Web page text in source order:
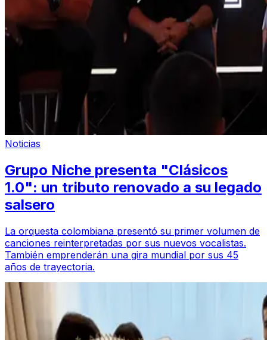
Noticias
Grupo Niche presenta "Clásicos
1.0": un tributo renovado a su legado
salsero
La orquesta colombiana presentó su primer volumen de
canciones reinterpretadas por sus nuevos vocalistas.
También emprenderán una gira mundial por sus 45
años de trayectoria.